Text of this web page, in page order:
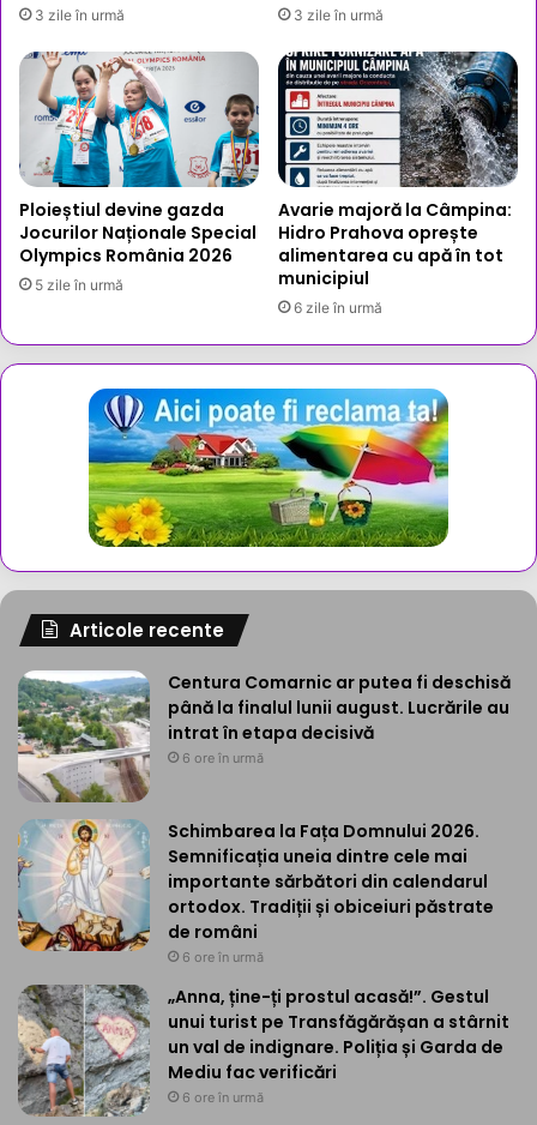
3 zile în urmă 3 zile în urmă
Ploieștiul devine gazda
Jocurilor Naționale Special
Olympics România 2026
5 zile în urmă
Avarie majoră la Câmpina:
Hidro Prahova oprește
alimentarea cu apă în tot
municipiul
6 zile în urmă
Articole recente
Centura Comarnic ar putea fi deschisă
până la finalul lunii august. Lucrările au
intrat în etapa decisivă
6 ore în urmă
Schimbarea la Fața Domnului 2026.
Semnificația uneia dintre cele mai
importante sărbători din calendarul
ortodox. Tradiții și obiceiuri păstrate
de români
6 ore în urmă
„Anna, ține-ți prostul acasă!”. Gestul
unui turist pe Transfăgărășan a stârnit
un val de indignare. Poliția și Garda de
Mediu fac verificări
6 ore în urmă